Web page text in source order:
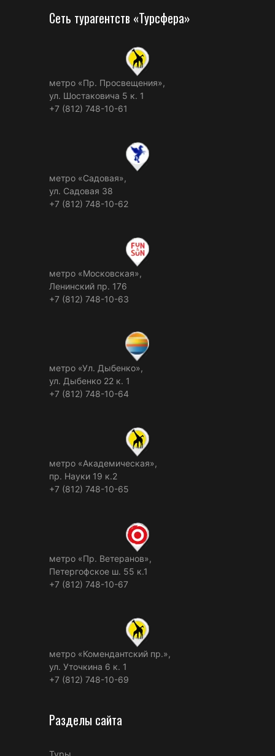
Сеть турагентств «Турсфера»
метро «Пр. Просвещения»,
ул. Шостаковича 5 к. 1
+7 (812) 748-10-61
метро «Садовая»,
ул. Садовая 38
+7 (812) 748-10-62
метро «Московская»,
Ленинский пр. 176
+7 (812) 748-10-63
метро «Ул. Дыбенко»,
ул. Дыбенко 22 к. 1
+7 (812) 748-10-64
метро «Академическая»,
пр. Науки 19 к.2
+7 (812) 748-10-65
метро «Пр. Ветеранов»,
Петергофское ш. 55 к.1
+7 (812) 748-10-67
метро «Комендантский пр.»,
ул. Уточкина 6 к. 1
+7 (812) 748-10-69
Разделы сайта
Туры